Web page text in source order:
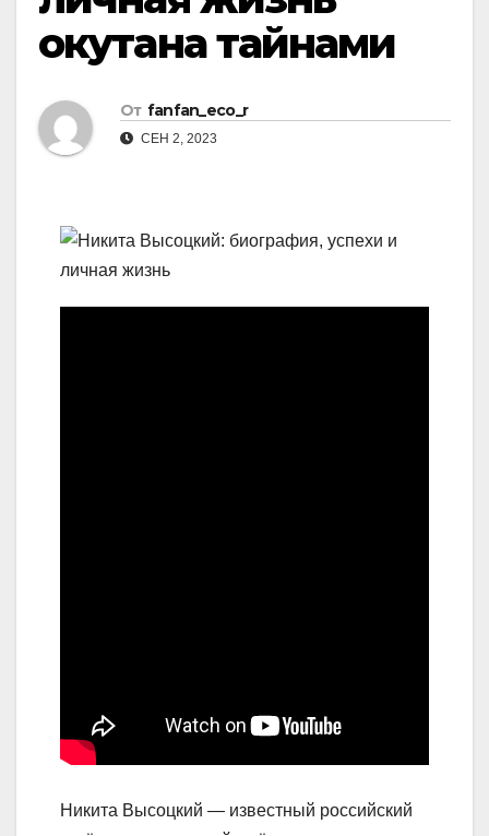
окутана тайнами
От fanfan_eco_r
СЕН 2, 2023
Никита Высоцкий — известный российский